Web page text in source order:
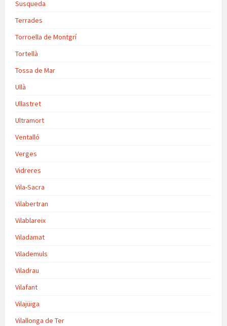
Susqueda
Terrades
Torroella de Montgrí
Tortellà
Tossa de Mar
Ullà
Ullastret
Ultramort
Ventalló
Verges
Vidreres
Vila-Sacra
Vilabertran
Vilablareix
Viladamat
Vilademuls
Viladrau
Vilafant
Vilajüiga
Vilallonga de Ter